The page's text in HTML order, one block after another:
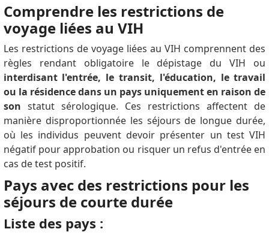
Comprendre les restrictions de
voyage liées au VIH
Les restrictions de voyage liées au VIH comprennent des
règles rendant obligatoire le dépistage du VIH ou
interdisant l'entrée, le transit, l'éducation, le travail
ou la résidence dans un pays uniquement en raison de
son statut sérologique. Ces restrictions affectent de
manière disproportionnée les séjours de longue durée,
où les individus peuvent devoir présenter un test VIH
négatif pour approbation ou risquer un refus d'entrée en
cas de test positif.
Pays avec des restrictions pour les
séjours de courte durée
Liste des pays :